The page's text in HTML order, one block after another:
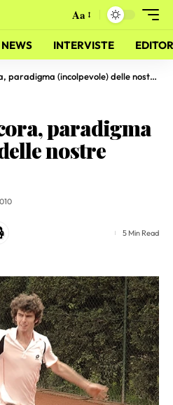
Aa
NEWS INTERVISTE
(incolpevole) delle nostre magagne…
paradigma
nostre
5 Min Read